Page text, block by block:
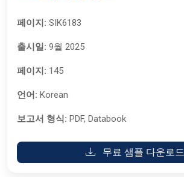
페이지: SIK6183
출시일: 9월 2025
페이지: 145
언어: Korean
보고서 형식: PDF, Databook
무료 샘플 다운로드